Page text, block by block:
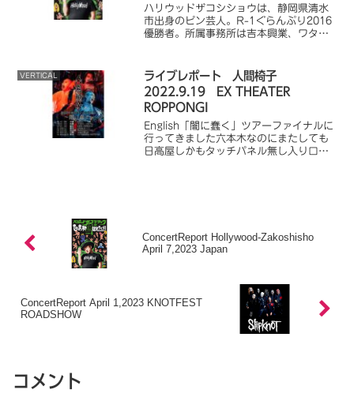
ハリウッドザコシショウは、静岡県清水
市出身のピン芸人。R-1ぐらんぷり2016
優勝者。所属事務所は吉本興業、ワタナ
アーティスツ。旧芸名・ザコシショウに
由来。
VERTICAL
ライブレポート 人間椅子
2022.9.19 EX THEATER
ROPPONGI
English「闇に蠢く」ツアーファイナルに
行ってきました六本木なのにまたしても
日高屋しかもタッチパネル無し入り口
ConcertReport Hollywood-Zakoshisho
April 7,2023 Japan
ConcertReport April 1,2023 KNOTFEST
ROADSHOW
コメント